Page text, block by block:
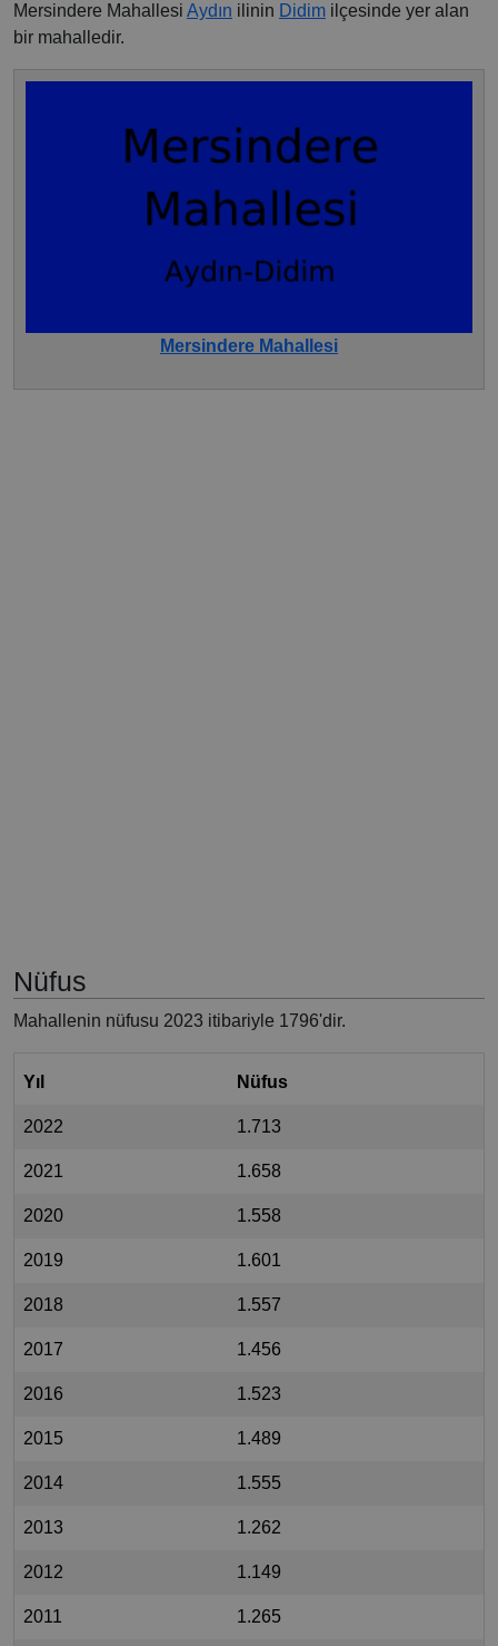
Mersindere Mahallesi Aydın ilinin Didim ilçesinde yer alan
bir mahalledir.
Mersindere Mahallesi
Nüfus
Mahallenin nüfusu 2023 itibariyle 1796'dir.
Yıl Nüfus
2022 1.713
2021 1.658
2020 1.558
2019 1.601
2018 1.557
2017 1.456
2016 1.523
2015 1.489
2014 1.555
2013 1.262
2012 1.149
2011 1.265